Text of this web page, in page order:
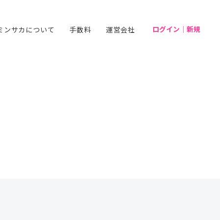
ンサカについて 手数料 運営会社 ログイン｜新規